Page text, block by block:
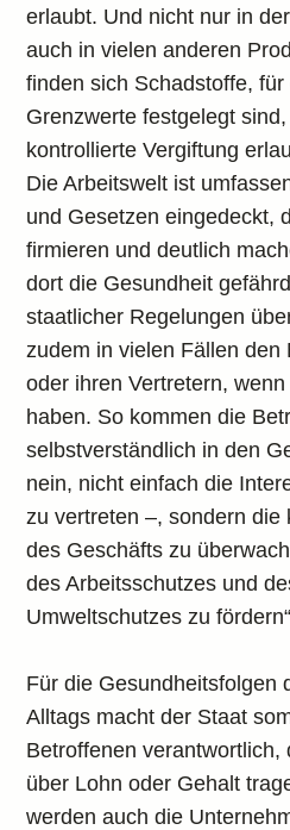
erlaubt. Und nicht nur in
auch in vielen anderen
finden sich Schadstoffe,
Grenzwerte festgelegt
kontrollierte Vergiftung
Die Arbeitswelt ist
und Gesetzen eingedeckt,
firmieren und deutlich
dort die Gesundheit
staatlicher Regelungen
zudem in vielen Fällen den
oder ihren Vertretern,
haben. So kommen die
selbstverständlich in den
nein, nicht einfach die
zu vertreten –, sondern die
des Geschäfts zu
des Arbeitsschutzes und
Umweltschutzes zu
Für die Gesundheitsfolgen
Alltags macht der Staat
Betroffenen verantwortlich,
über Lohn oder Gehalt
werden auch die